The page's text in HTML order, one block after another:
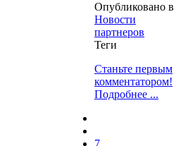
Опубликовано в
Новости
партнеров
Теги
Станьте первым
комментатором!
Подробнее ...